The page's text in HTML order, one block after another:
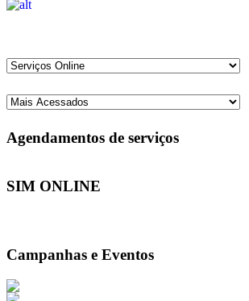
Agendamentos de serviços
SIM ONLINE
Campanhas e Eventos